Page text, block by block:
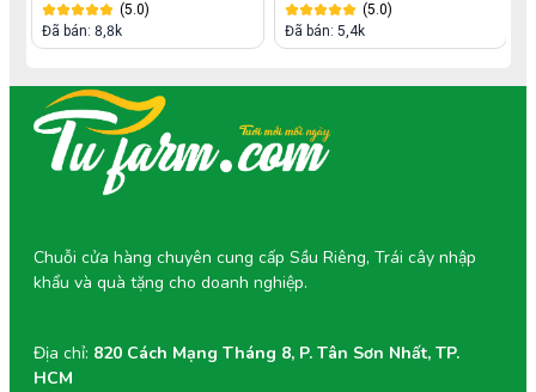
(5.0)
Đã bán: 8,8k
(5.0)
Đã bán: 5,4k
Chuỗi cửa hàng chuyên cung cấp Sầu Riêng, Trái cây nhập
khẩu và quà tặng cho doanh nghiệp.
Địa chỉ: 820 Cách Mạng Tháng 8, P. Tân Sơn Nhất, TP.
HCM